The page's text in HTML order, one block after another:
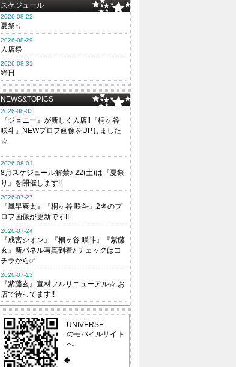
スケジュール
2026-08-22
夏祭り
2026-08-29
入店祭
2026-08-31
締日
NEWS&TOPICS
2026-08-03
『ジョニー』が新しく入店‼『桐ヶ谷
咲斗』NEWプロフ画像をUPしました
☆
2026-08-01
8月スケジュール解禁♪ 22(土)は『夏祭
り』を開催します!!
2026-07-27
『風早爽太』『桐ヶ谷 咲斗』2名のプ
ロフ画像が更新です!!
2026-07-24
『成宮シオン』『桐ヶ谷 咲斗』『紫藤
玄』新パネル写真到着♪ チェックはコ
チラから✅
2026-07-13
『紫藤玄』宣材フルリニューアル☆ お
店で待ってます!!
UNIVERSE
のモバイルサイト
へ